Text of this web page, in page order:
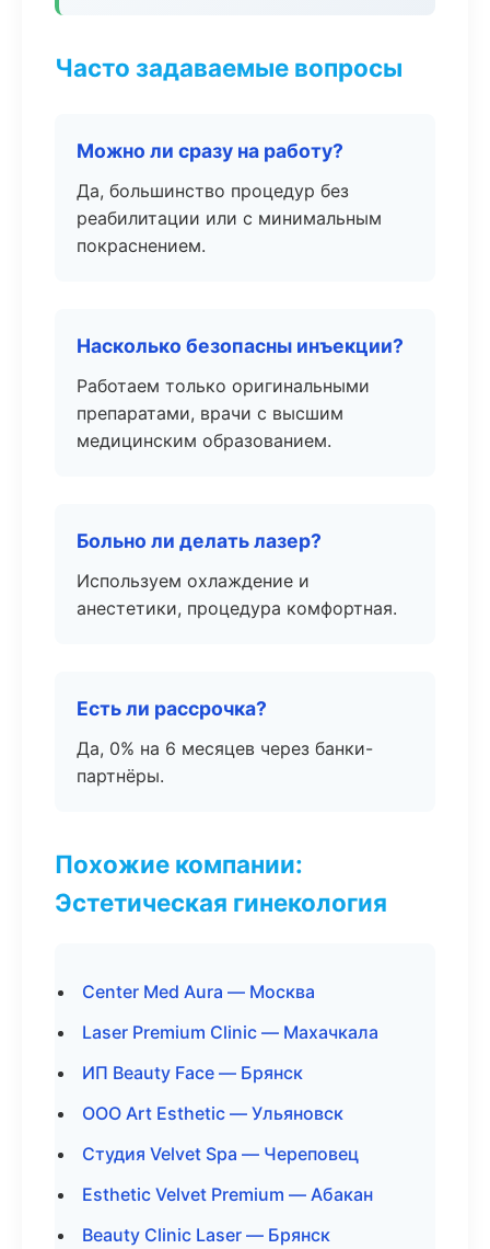
Часто задаваемые вопросы
Можно ли сразу на работу?
Да, большинство процедур без
реабилитации или с минимальным
покраснением.
Насколько безопасны инъекции?
Работаем только оригинальными
препаратами, врачи с высшим
медицинским образованием.
Больно ли делать лазер?
Используем охлаждение и
анестетики, процедура комфортная.
Есть ли рассрочка?
Да, 0% на 6 месяцев через банки-
партнёры.
Похожие компании:
Эстетическая гинекология
Center Med Aura — Москва
Laser Premium Clinic — Махачкала
ИП Beauty Face — Брянск
ООО Art Esthetic — Ульяновск
Студия Velvet Spa — Череповец
Esthetic Velvet Premium — Абакан
Beauty Clinic Laser — Брянск